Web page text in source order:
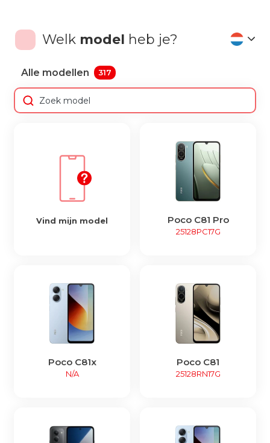
Welk model heb je?
Alle modellen 317
Vind mijn model Poco C81 Pro
25128PC17G
Poco C81x
N/A
Poco C81
25128RN17G